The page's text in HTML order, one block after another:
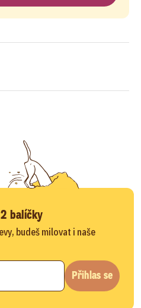
balíčky
budeš milovat i naše
Přihlas se